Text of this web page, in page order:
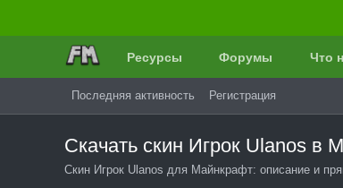
Ресурсы Форумы Что
Последняя активность Регистрация
Скачать скин Игрок Ulanos
Скин Игрок Ulanos для Майнкрафт: описание и